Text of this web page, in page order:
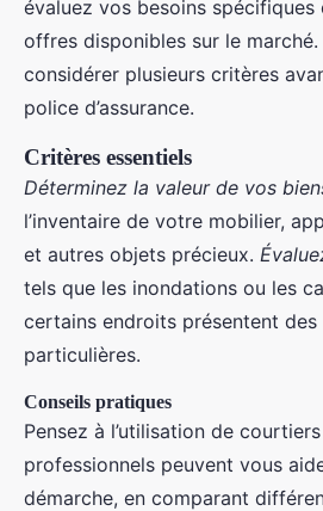
évaluez vos besoins
offres disponibles sur le
considérer plusieurs critères
police d’assurance.
Critères essentiels
Déterminez la valeur de vos
l’inventaire de votre mobilier,
et autres objets précieux.
tels que les inondations ou les
certains endroits présentent des
particulières.
Conseils pratiques
Pensez à l’utilisation de
professionnels peuvent vous
démarche, en comparant